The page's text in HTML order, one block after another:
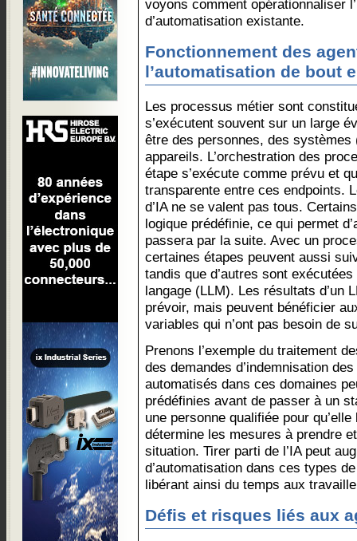
voyons comment opérationnaliser
d’automatisation existante.
Fonctionnement des
l’automatisation de bout
Les processus métier sont
s’exécutent souvent sur un large
être des personnes, des systèmes
appareils. L’orchestration des
étape s’exécute comme prévu et
transparente entre ces endpoints.
d’IA ne se valent pas tous.
logique prédéfinie, ce qui permet
passera par la suite. Avec un
certaines étapes peuvent aussi
tandis que d’autres sont exécutées
langage (LLM). Les résultats d’un
prévoir, mais peuvent bénéficier
variables qui n’ont pas besoin de
Prenons l’exemple du traitement
des demandes d’indemnisation
automatisés dans ces domaines
prédéfinies avant de passer à un
une personne qualifiée pour
détermine les mesures à prendre
situation. Tirer parti de l’IA peut
d’automatisation dans ces types
libérant ainsi du temps aux
Défis et risques liés aux